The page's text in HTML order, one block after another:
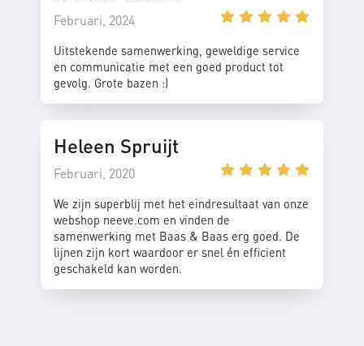
Februari, 2024
Uitstekende samenwerking, geweldige service
en communicatie met een goed product tot
gevolg. Grote bazen :)
Heleen Spruijt
Februari, 2020
We zijn superblij met het eindresultaat van onze
webshop neeve.com en vinden de
samenwerking met Baas & Baas erg goed. De
lijnen zijn kort waardoor er snel én efficient
geschakeld kan worden.